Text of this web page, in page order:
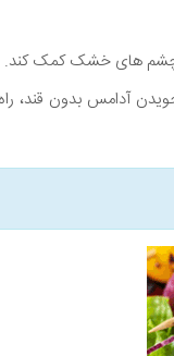
چشم های خشک کمک کند.
آدامس بدون قند،